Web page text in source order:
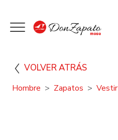
VOLVER ATRÁS
Hombre Zapatos Vestir